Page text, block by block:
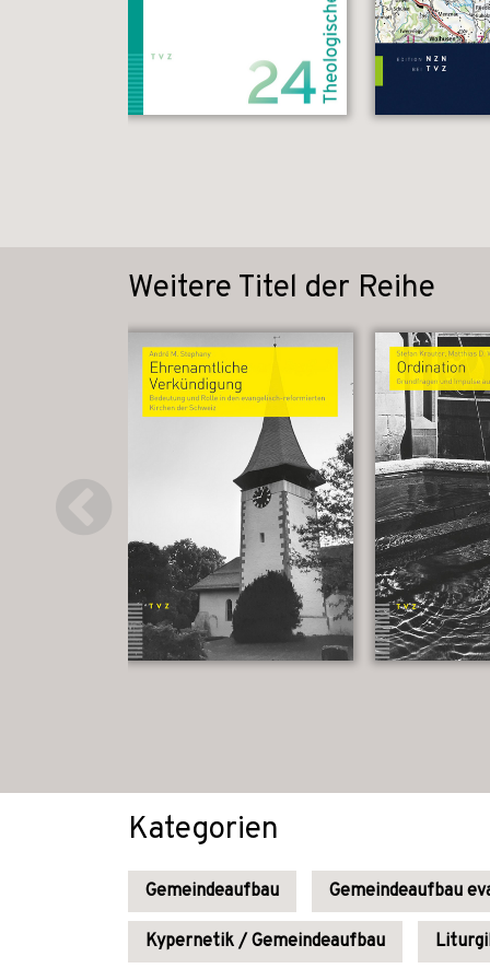
Weitere Titel der Reihe
Kategorien
Gemeindeaufbau Gemeindeaufbau
Kypernetik / Gemeindeaufbau